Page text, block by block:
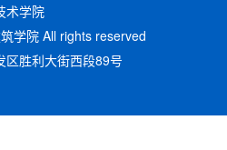
术学院
学院 All rights reserved
区胜利大街西段89号